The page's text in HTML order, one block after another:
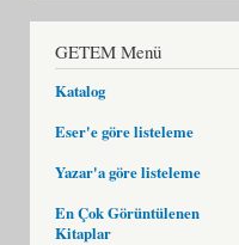
GETEM Menü
Katalog
Eser'e göre listeleme
Yazar'a göre listeleme
En Çok Görüntülenen
Kitaplar